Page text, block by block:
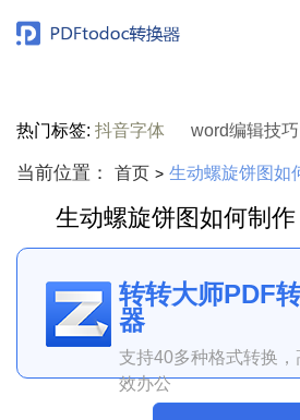
热门标签: 抖音字体 word编辑技巧
当前位置： 首页 > 生动螺旋饼图如
生动螺旋饼图如何制作
转转大师PDF
器
支持40多种格式转换，
效办公